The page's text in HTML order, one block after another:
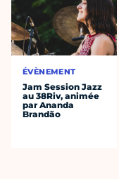
ÉVÈNEMENT
Jam Session Jazz
au 38Riv, animée
par Ananda
Brandão